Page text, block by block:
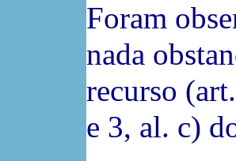
Foram
nada
recurso
e 3, al. c)